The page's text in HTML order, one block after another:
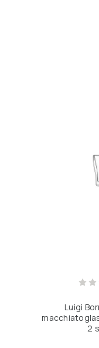
Luigi
2